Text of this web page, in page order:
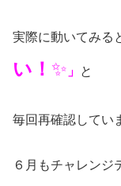
実際に動いてみる
い！ ✨ 」 と
毎回再確認してい
６月もチャレンジ